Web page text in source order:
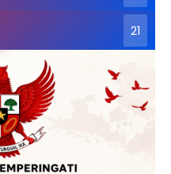
21